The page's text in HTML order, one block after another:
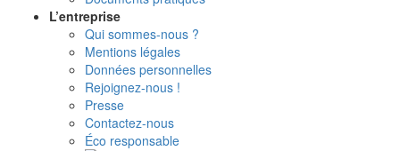
L’entreprise
Qui sommes-nous ?
Mentions légales
Données personnelles
Rejoignez-nous !
Presse
Contactez-nous
Éco responsable